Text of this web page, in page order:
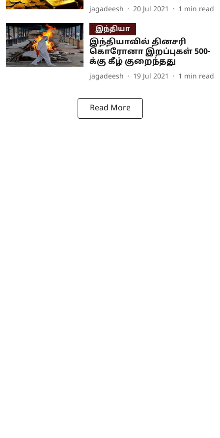
jagadeesh 20 Jul 2021 1 min read
இந்தியா
இந்தியாவில் தினசரி
கொரோனா இறப்புகள் 500-
க்கு கீழ் குறைந்தது
jagadeesh 19 Jul 2021 1 min read
Read More